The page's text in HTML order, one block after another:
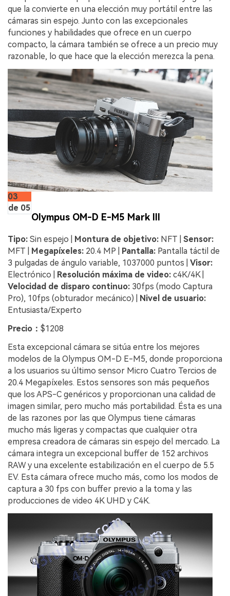
que la convierte en una elección muy portátil entre las
cámaras sin espejo. Junto con las excepcionales
funciones y habilidades que ofrece en un cuerpo
compacto, la cámara también se ofrece a un precio muy
razonable, lo que hace que la elección merezca la pena.
03
de 05
Olympus OM-D E-M5 Mark III
Tipo: Sin espejo | Montura de objetivo: NFT | Sensor:
MFT |
Megapíxeles: 20.4 MP | Pantalla: Pantalla táctil de
3 pulgadas de ángulo variable, 1037000 puntos | Visor:
Electrónico |
Resolución máxima de video: c4K/4K |
Velocidad de disparo continuo: 30fps (modo Captura
Pro), 10fps (obturador mecánico) |
Nivel de usuario:
Entusiasta/Experto
Precio： $1208
Esta excepcional cámara se sitúa entre los mejores
modelos de la Olympus OM-D E-M5, donde proporciona
a los usuarios su último sensor Micro Cuatro Tercios de
20.4 Megapíxeles. Estos sensores son más pequeños
que los APS-C genéricos y proporcionan una calidad de
imagen similar, pero mucho más portabilidad. Ésta es una
de las razones por las que Olympus tiene cámaras
mucho más ligeras y compactas que cualquier otra
empresa creadora de cámaras sin espejo del mercado. La
cámara integra un excepcional buffer de 152 archivos
RAW y una excelente estabilización en el cuerpo de 5.5
EV. Esta cámara ofrece mucho más, como los modos de
captura a 30 fps con buffer previo a la toma y las
producciones de video 4K UHD y C4K.